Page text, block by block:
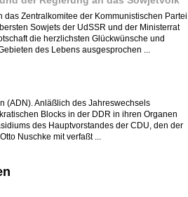
das Zentralkomitee der Kommunistischen Partei
Sowjets der UdSSR und der Ministerrat
die herzlichsten Glückwünsche und
des Lebens ausgesprochen ...
(ADN). Anläßlich des Jahreswechsels
Blocks in der DDR in ihren Organen
des Hauptvorstandes der CDU, den der
Nuschke mit verfaßt ...